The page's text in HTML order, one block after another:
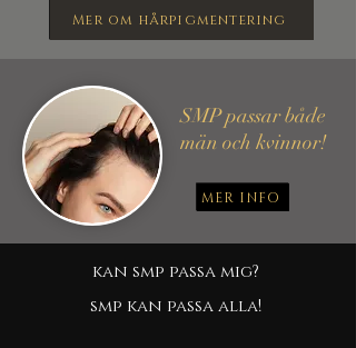
Mer om hårpigmentering
SMPpassar både
män och kvinnor!
MER INFO
kan smp passa mig?
smp kan passa alla!